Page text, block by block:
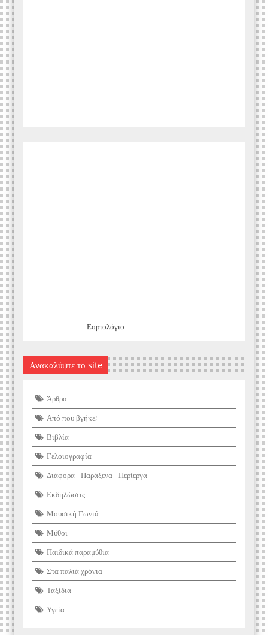
Εορτολόγιο
Ανακαλύψτε το site
Άρθρα
Από που βγήκε;
Βιβλία
Γελοιογραφία
Διάφορα - Παράξενα - Περίεργα
Εκδηλώσεις
Μουσική Γωνιά
Μύθοι
Παιδικά παραμύθια
Στα παλιά χρόνια
Ταξίδια
Υγεία